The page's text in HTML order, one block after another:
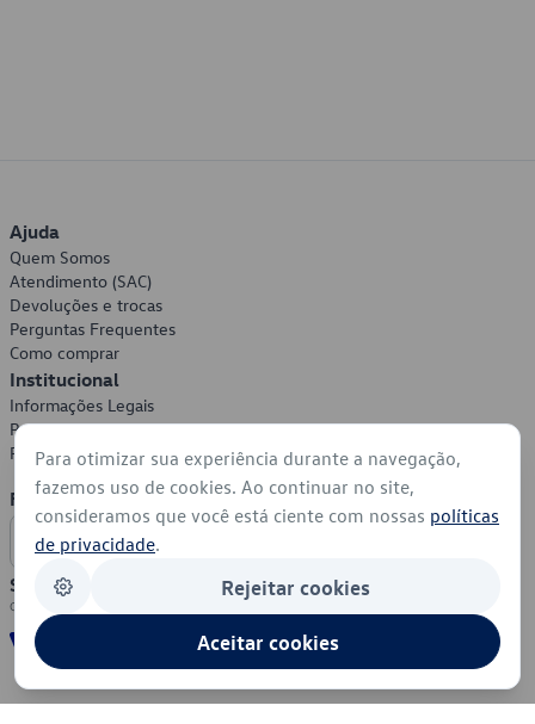
Ajuda
Quem Somos
Atendimento (SAC)
Devoluções e trocas
Perguntas Frequentes
Como comprar
Institucional
Informações Legais
Política de Privacidade
Política de Cookies
Formas de Pagamento
Segurança
Para otimizar sua experiência durante a navegação,
fazemos uso de cookies. Ao continuar no site,
consideramos que você está ciente com nossas políticas
de privacidade.
Rejeitar cookies
Aceitar cookies